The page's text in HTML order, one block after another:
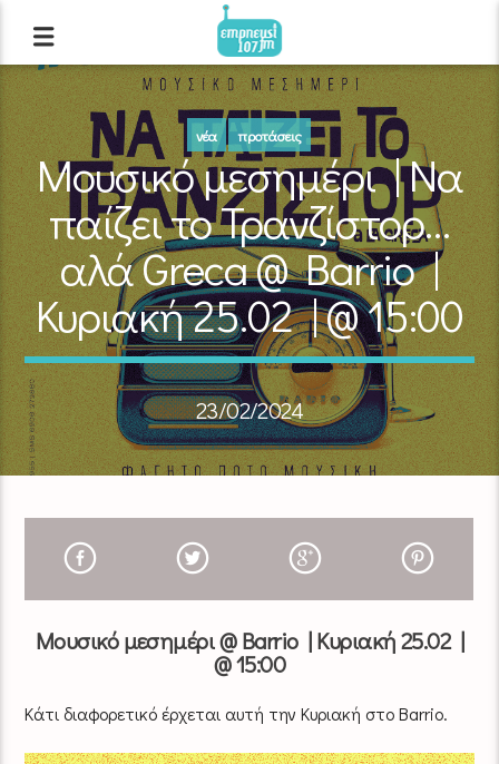
νέα προτάσεις
Μουσικό μεσημέρι | Να
παίζει το Τρανζίστορ…
αλά Greca @ Barrio |
Κυριακή 25.02 | @ 15:00
23/02/2024
Μουσικό μεσημέρι @ Barrio | Κυριακή 25.02 |
@ 15:00
Κάτι διαφορετικό έρχεται αυτή την Κυριακή στο Barrio.